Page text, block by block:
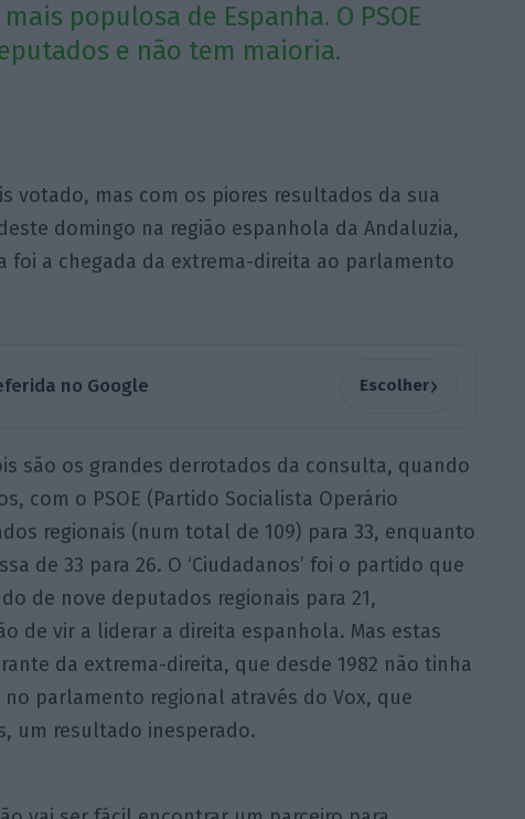
populosa de Espanha. O PSOE
e não tem maioria.
votado, mas com os piores resultados da sua
domingo na região espanhola da Andaluzia,
foi a chegada da extrema-direita ao parlamento
no Google Escolher›
são os grandes derrotados da consulta, quando
com o PSOE (Partido Socialista Operário
regionais (num total de 109) para 33, enquanto
de 33 para 26. O ‘Ciudadanos’ foi o partido que
de nove deputados regionais para 21,
de vir a liderar a direita espanhola. Mas estas
da extrema-direita, que desde 1982 não tinha
parlamento regional através do Vox, que
um resultado inesperado.